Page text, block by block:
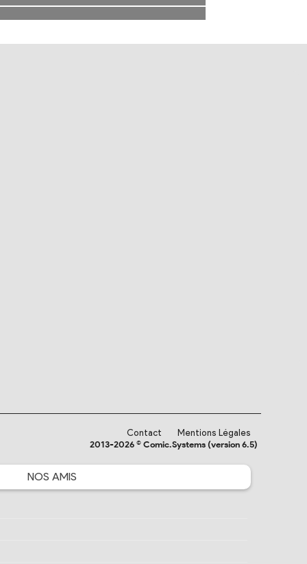
Contact
Mentions Légales
2013-2026 © Comic.Systems (version 6.5)
NOS AMIS